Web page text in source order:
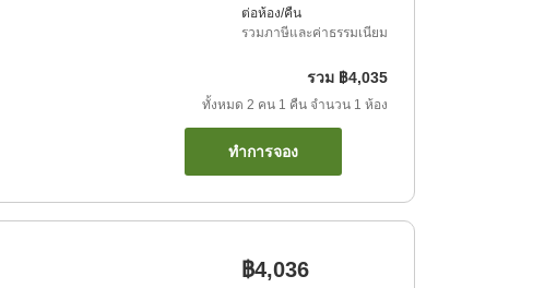
ต่อห้อง/คืน
รวมภาษีและค่าธรรมเนียม
รวม ฿4,035
ทั้งหมด 2 คน 1 คืน จำนวน 1 ห้อง
ทำการจอง
฿4,036